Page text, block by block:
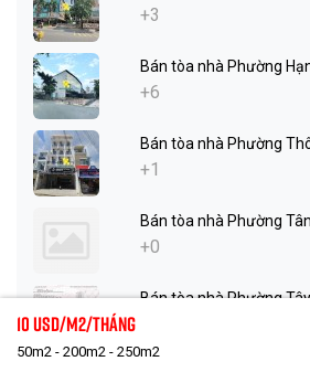
+3
Bán tòa nhà Phường
+6
Bán tòa nhà Phường
+1
Bán tòa nhà Phường
+0
Bán tòa nhà Phường
10 Usd/m2/tháng
50m2 - 200m2 - 250m2